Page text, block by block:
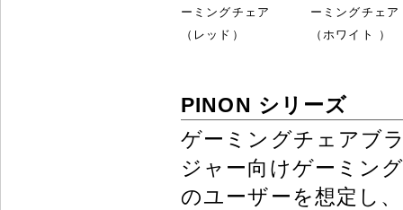
ーミングチェア
（レッド）
ーミングチェア
（ホワイト ）
PINON シリーズ
ゲーミングチェアブ
ジャー向けゲーミン
のユーザーを想定し